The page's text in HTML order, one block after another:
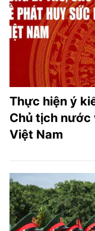
Thực hiện ý
Chủ tịch nước
Việt Nam